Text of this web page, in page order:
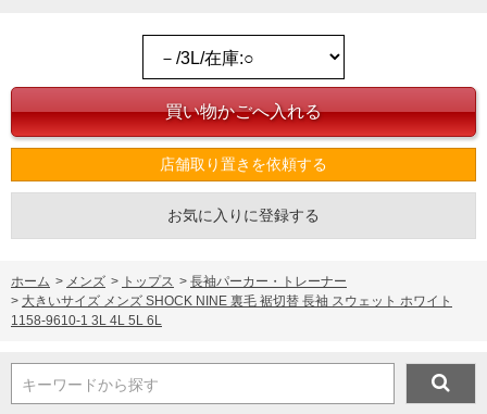
店舗取り置きを依頼する
お気に入りに登録する
ホーム > メンズ > トップス > 長袖パーカー・トレーナー
> 大きいサイズ メンズ SHOCK NINE 裏毛 裾切替 長袖 スウェット ホワイト
1158-9610-1 3L 4L 5L 6L
キーワードから探す